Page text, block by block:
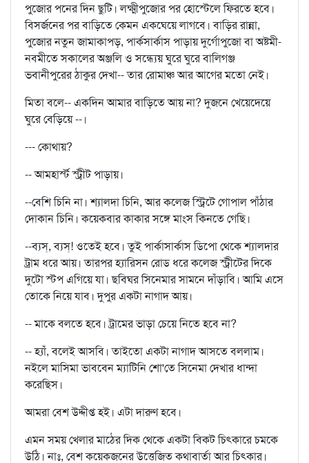
পুজোর পনের দিন ছুটি। লক্ষ্মীপুজোর পর হোস্টেলে ফিরতে হবে।
বিসর্জনের পর বাড়িতে কেমন একঘেয়ে লাগবে। বাড়ির রান্না,
পুজোর নতুন জামাকাপড়, পার্কসার্কাস পাড়ায় দুর্গোপুজো বা অষ্টমী-
নবমীতে সকালের অঞ্জলি ও সন্ধ্যেয় ঘুরে ঘুরে বালিগঞ্জ
ভবানীপুরের ঠাকুর দেখা-- তার রোমাঞ্চ আর আগের মতো নেই।
মিতা বলে-- একদিন আমার বাড়িতে আয় না? দুজনে খেয়েদেয়ে
ঘুরে বেড়িয়ে --।
--- কোথায়?
-- আমহার্স্ট স্ট্রীট পাড়ায়।
--বেশি চিনি না। শ্যালদা চিনি, আর কলেজ স্ট্রিটে গোপাল পাঁঠার
দোকান চিনি। কয়েকবার কাকার সঙ্গে মাংস কিনতে গেছি।
--ব্যস্, ব্যস্! ওতেই হবে। তুই পার্কাসার্কাস ডিপো থেকে শ্যালদার
ট্রাম ধরে আয়। তারপর হ্যারিসন রোড ধরে কলেজ স্ট্রীটের দিকে
দুটো স্টপ এগিয়ে যা। ছবিঘর সিনেমার সামনে দাঁড়াবি। আমি এসে
তোকে নিয়ে যাব। দুপুর একটা নাগাদ আয়।
-- মাকে বলতে হবে। ট্রামের ভাড়া চেয়ে নিতে হবে না?
-- হ্যাঁ, বলেই আসবি। তাইতো একটা নাগাদ আসতে বললাম।
নইলে মাসিমা ভাববেন ম্যাটিনি শো'তে সিনেমা দেখার ধান্দা
করেছিস।
আমরা বেশ উদ্দীপ্ত হই। এটা দারুণ হবে।
এমন সময় খেলার মাঠের দিক থেকে একটা বিকট চিৎকারে চমকে
উঠি। নাঃ, বেশ কয়েকজনের উত্তেজিত কথাবার্তা আর চিৎকার।